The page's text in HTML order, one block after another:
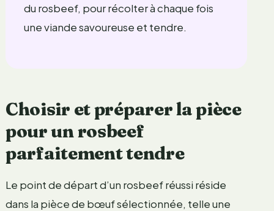
du rosbeef, pour récolter à chaque fois
une viande savoureuse et tendre.
Choisir et préparer la pièce
pour un rosbeef
parfaitement tendre
Le point de départ d’un rosbeef réussi réside
dans la pièce de bœuf sélectionnée, telle une